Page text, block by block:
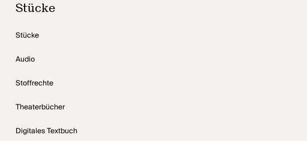
Stücke
Stücke
Audio
Stoffrechte
Theaterbücher
Digitales Textbuch